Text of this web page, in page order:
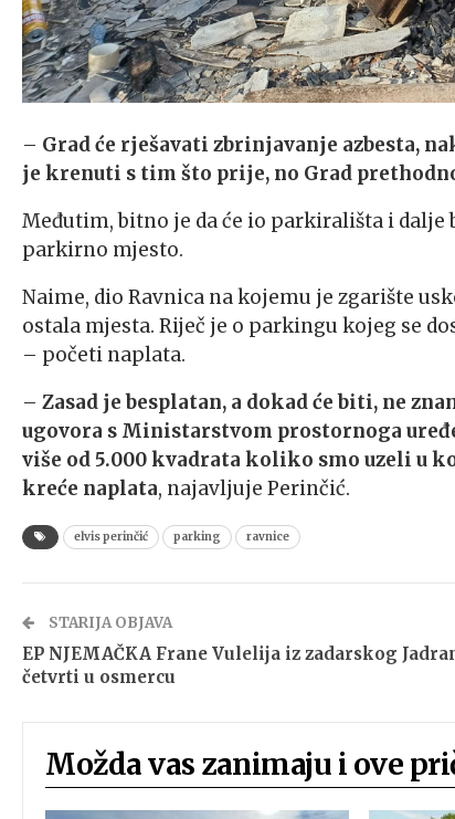
– Grad će rješavati zbrinjavanje azbesta,
je krenuti s tim što prije, no Grad
Međutim, bitno je da će io parkirališta i
parkirno mjesto.
Naime, dio Ravnica na kojemu je zgarište
ostala mjesta. Riječ je o parkingu kojeg se
– početi naplata.
– Zasad je besplatan, a dokad će biti, ne
ugovora s Ministarstvom prostornoga
više od 5.000 kvadrata koliko smo uzeli u
kreće naplata, najavljuje Perinčić.
elvis perinčić parking ravnice
STARIJA OBJAVA
EP NJEMAČKA Frane Vulelija iz zadarskog
četvrti u osmercu
Možda vas zanimaju i ove